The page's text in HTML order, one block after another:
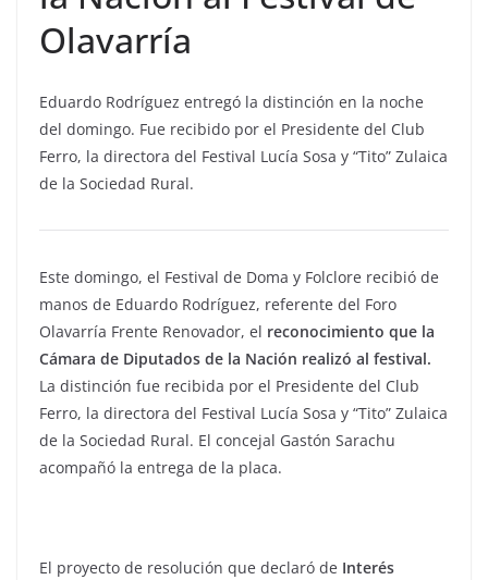
Olavarría
Eduardo Rodríguez entregó la distinción en la noche
del domingo. Fue recibido por el Presidente del Club
Ferro, la directora del Festival Lucía Sosa y “Tito” Zulaica
de la Sociedad Rural.
Este domingo, el Festival de Doma y Folclore recibió de
manos de Eduardo Rodríguez, referente del Foro
Olavarría Frente Renovador, el reconocimiento que la
Cámara de Diputados de la Nación realizó al festival.
La distinción fue recibida por el Presidente del Club
Ferro, la directora del Festival Lucía Sosa y “Tito” Zulaica
de la Sociedad Rural. El concejal Gastón Sarachu
acompañó la entrega de la placa.
El proyecto de resolución que declaró de Interés